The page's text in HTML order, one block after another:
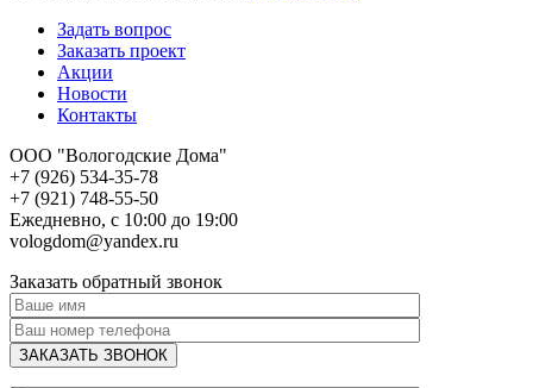
Задать вопрос
Заказать проект
Акции
Новости
Контакты
ООО "Вологодские Дома"
+7 (926) 534-35-78
+7 (921) 748-55-50
Ежедневно, с 10:00 до 19:00
vologdom@yandex.ru
Заказать обратный звонок